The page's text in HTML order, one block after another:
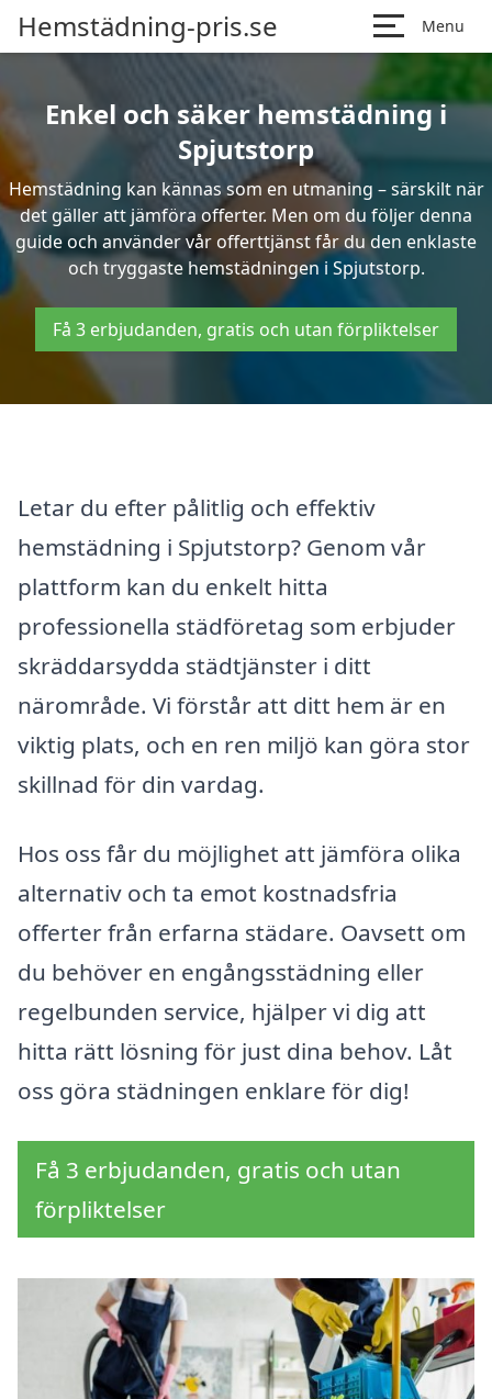
Hemstädning-pris.se Menu
Enkel och säker hemstädning i
Spjutstorp
Hemstädning kan kännas som en utmaning – särskilt när
det gäller att jämföra offerter. Men om du följer denna
guide och använder vår offerttjänst får du den enklaste
och tryggaste hemstädningen i Spjutstorp.
Få 3 erbjudanden, gratis och utan förpliktelser
Letar du efter pålitlig och effektiv
hemstädning i Spjutstorp? Genom vår
plattform kan du enkelt hitta
professionella städföretag som erbjuder
skräddarsydda städtjänster i ditt
närområde. Vi förstår att ditt hem är en
viktig plats, och en ren miljö kan göra stor
skillnad för din vardag.
Hos oss får du möjlighet att jämföra olika
alternativ och ta emot kostnadsfria
offerter från erfarna städare. Oavsett om
du behöver en engångsstädning eller
regelbunden service, hjälper vi dig att
hitta rätt lösning för just dina behov. Låt
oss göra städningen enklare för dig!
Få 3 erbjudanden, gratis och utan
förpliktelser